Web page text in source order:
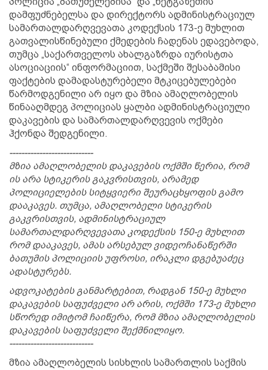
დამფუძნებელსა და დირექტორს ადმინისტრაციულ
სამართალდარღვევათა კოდექსის 173-ე მუხლით
გათვალისწინებული ქმედების ჩადენას ედავებოდა,
თუმცა „საქართველოს ახალგაზრდა იურისტთა
ასოციაციის“ ინფორმაციით, საქმეში შესაბამისი
ფაქტების დამადასტურებელი მტკიცებულებები
წარმოდგენილი არ იყო და მზია ამაღლობელის
წინააღმდეგ პოლიციას ყალბი ადმინისტრაციული
დაკავების და სამართალდარღვევის ოქმები
ჰქონდა შედგენილი.
----------------------------
მზია ამაღლობელის დაკავების ოქმში წერია, რომ
ის არა სტიკერის გაკვრისთვის, არამედ
პოლიციელების სიტყვიერი შეურაცხყოფის გამო
დააკავეს. თუმცა, ამაღლობელი სტიკერის
გაკვრისთვის, ადმინისტრაციულ
სამართალდარღვევათა კოდექსის 150-ე მუხლით
რომ დააკავეს, ამას არსებულ ვიდეოჩანაწერში
ბათუმის პოლიციის უფროსი, ირაკლი დგებუაძეც
ადასტურებს.
ადვოკატების განმარტებით, რადგან 150-ე მუხლი
დაკავების საფუძველი არ არის, ოქმში 173-ე მუხლი
სწორედ იმიტომ ჩაიწერა, რომ მზია ამაღლობელის
დაკავების საფუძველი შექმნილიყო.
----------------------------
მზია ამაღლობელის სისხლის სამართლის საქმის